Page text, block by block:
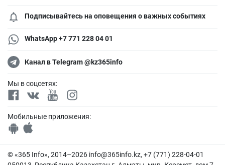
Подписывайтесь на оповещения о важных событиях
WhatsApp +7 771 228 04 01
Канал в Telegram @kz365info
Мы в соцсетях:
Мобильные приложения:
© «365 Info», 2014–2026 info@365info.kz, +7 (771) 228-04-01